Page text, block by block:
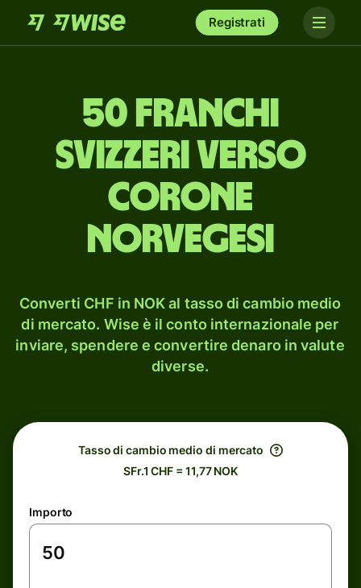
Registrati
50 franchi
svizzeri verso
corone
norvegesi
Converti CHF in NOK al tasso di cambio medio
di mercato. Wise è il conto internazionale per
inviare, spendere e convertire denaro in valute
diverse.
Tasso di cambio medio di mercato
SFr.1 CHF = 11,77 NOK
Importo